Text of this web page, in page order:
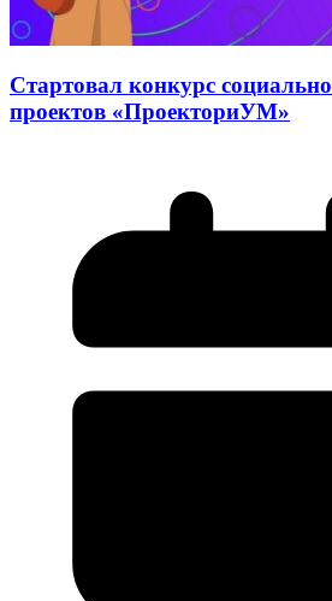
Стартовал конкурс
проектов «ПроекториУМ»